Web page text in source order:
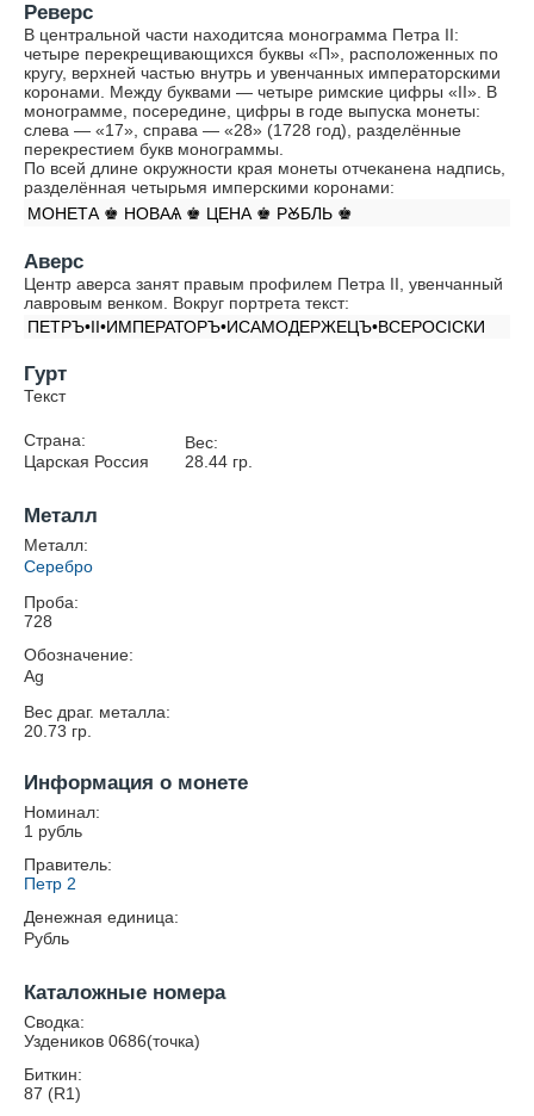
Реверс
В центральной части находитсяа монограмма Петра II:
четыре перекрещивающихся буквы «П», расположенных по
кругу, верхней частью внутрь и увенчанных императорскими
коронами. Между буквами — четыре римские цифры «II». В
монограмме, посередине, цифры в годе выпуска монеты:
слева — «17», справа — «28» (1728 год), разделённые
перекрестием букв монограммы.
По всей длине окружности края монеты отчеканена надпись,
разделённая четырьмя имперскими коронами:
МОНЕТА ♚ НОВАѦ ♚ ЦЕНА ♚ РꙊБЛЬ ♚
Аверс
Центр аверса занят правым профилем Петра II, увенчанный
лавровым венком. Вокруг портрета текст:
ПЕТРЪ•II•ИМПЕРАТОРЪ•ИСАМОДЕРЖЕЦЪ•ВСЕРОСIСКИ
Гурт
Текст
Страна:
Царская Россия
Вес:
28.44гр.
Металл
Металл:
Серебро
Проба:
728
Обозначение:
Ag
Вес драг. металла:
20.73 гр.
Информация о монете
Номинал:
1 рубль
Правитель:
Петр 2
Денежная единица:
Рубль
Каталожные номера
Сводка:
Уздеников 0686(точка)
Биткин:
87 (R1)